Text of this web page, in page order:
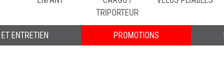
TRIPORTEUR
ENTRETIEN PROMOTIONS